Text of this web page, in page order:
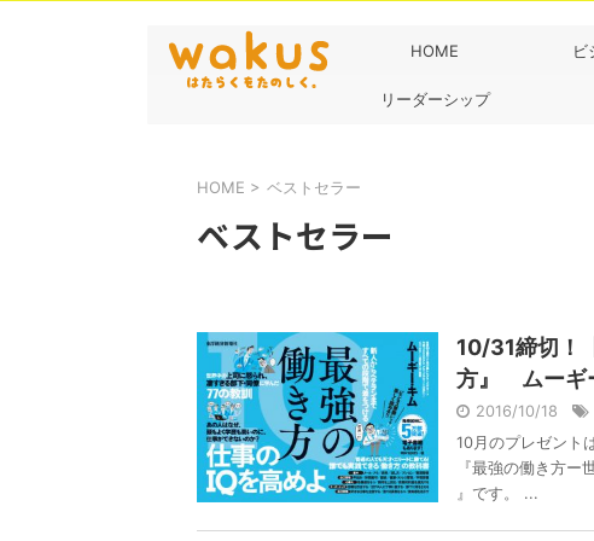
HOME ビ
リーダーシップ
HOME > ベストセラー
ベストセラー
10/31締切！
方』 ムーギ
2016/10/18
10月のプレゼント
『最強の働き方ー
』です。 ...